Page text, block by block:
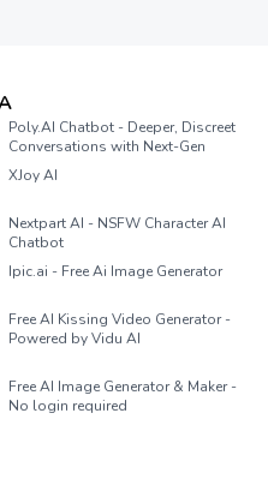
Poly.AI Chatbot - Deeper, Discreet
Conversations with Next-Gen
XJoy AI
Nextpart AI - NSFW Character AI
Chatbot
Ipic.ai - Free Ai Image Generator
Free AI Kissing Video Generator -
Powered by Vidu AI
Free AI Image Generator & Maker -
No login required